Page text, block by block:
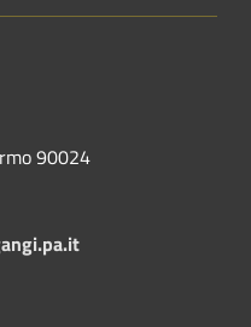
90024